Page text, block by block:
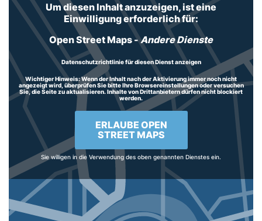
Um diesen Inhalt anzuzeigen, ist eine
Einwilligung erforderlich für:
Open Street Maps -Andere Dienste
Datenschutzrichtlinie für diesen Dienst anzeigen
Wichtiger Hinweis:Wenn der Inhalt nach der Aktivierung immer noch nicht
angezeigt wird, überprüfen Sie bitte Ihre Browsereinstellungen oder versuchen
Sie, die Seite zu aktualisieren. Inhalte von Drittanbietern dürfen nicht blockiert
werden.
ERLAUBE OPEN
STREET MAPS
Sie willigen in die Verwendung des oben genannten Dienstes ein.